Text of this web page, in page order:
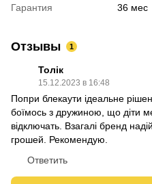
Гарантия
36 мес
Отзывы 1
Толік
15.12.2023 в 16:48
Попри блекаути ідеальне
боїмось з дружиною, що діти
відключать. Взагалі бренд
грошей. Рекомендую.
Ответить